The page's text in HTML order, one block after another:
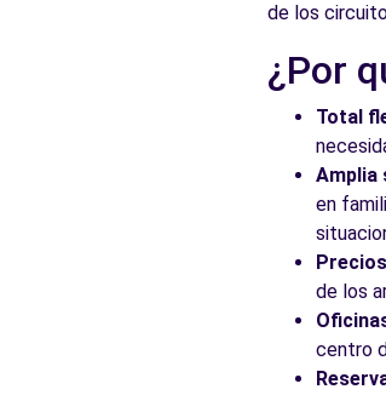
de los
¿Por
Total
Amplia
en
de los
centro